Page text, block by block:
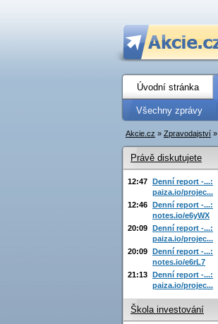
Úvodní stránka
Všechny zprávy
Akcie.cz » Zpravodajství »
Právě diskutujete
12:47 Denní report -...:
paiza.io/projec...
12:46 Denní report -...:
notes.io/e6yWX
20:09 Denní report -...:
paiza.io/projec...
20:09 Denní report -...:
notes.io/e6rL7
21:13 Denní report -...:
paiza.io/projec...
Škola investování